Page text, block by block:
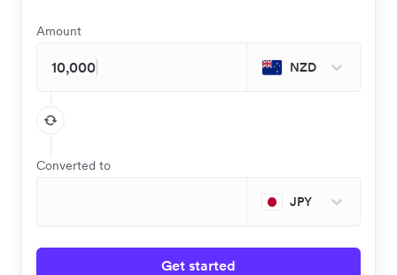
Amount
NZD
Converted to
JPY
Get started